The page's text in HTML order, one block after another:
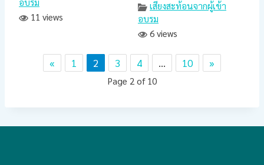
11 views
เสียงสะท้อนจากผู้เข้า
อบรม
6 views
« 1 2 3 4 … 10 »
Page 2 of 10